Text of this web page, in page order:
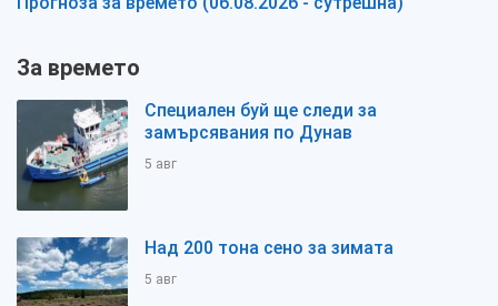
За времето
Специален буй ще следи за
замърсявания по Дунав
5 авг
Над 200 тона сено за зимата
5 авг